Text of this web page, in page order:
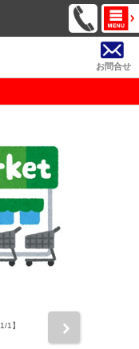
お問合せ
1/1】